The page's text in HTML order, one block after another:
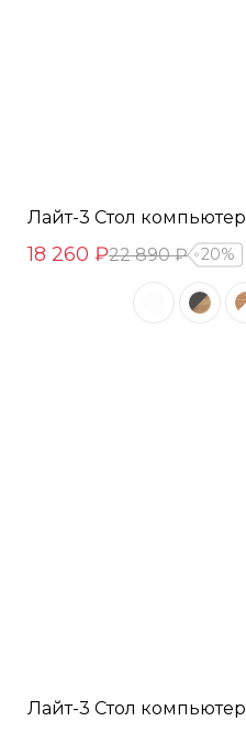
Лайт-3 Стол
18 260 ₽22 890 ₽ 20%
Лайт-3 Стол